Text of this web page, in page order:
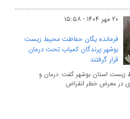
۲۰ مهر ۱۴۰۴ - ۱۵:۵۸
فرمانده یگان حفاظت محیط زیست
بوشهر:پرندگان کمیاب تحت درمان
قرار گرفتند
استان بوشهر گفت: درمان و
در معرض خطر انقراض